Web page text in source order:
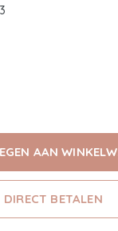
AAN
DIRECT BETALEN